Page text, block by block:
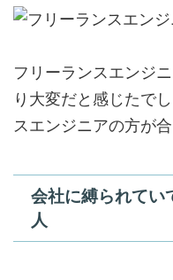
フリーランスエンジ
り大変だと感じたで
スエンジニアの方が
会社に縛られてい
人